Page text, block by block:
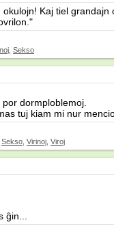
Kaj tiel
Sekso
dormploblemoj.
tuj kiam mi nur
Sekso Virinoj Viroj